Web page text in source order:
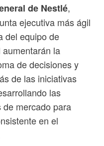
de Nestlé,
ejecutiva más ágil
del equipo de
la
de decisiones y
de las iniciativas
las
mercado para
en el